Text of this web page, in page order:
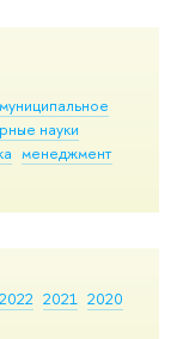
науки
менеджмент
2022 2021 2020